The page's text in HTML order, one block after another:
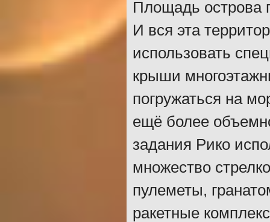
Площадь острова
И вся эта
использовать
крыши
погружаться на
ещё более
задания Рико
множество
пулеметы,
ракетные